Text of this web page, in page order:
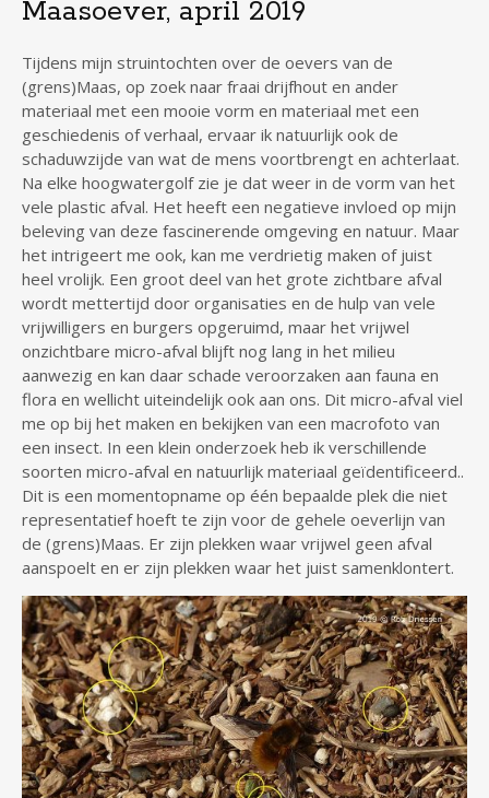
Maasoever, april 2019
Tijdens mijn struintochten over de oevers van de
(grens)Maas, op zoek naar fraai drijfhout en ander
materiaal met een mooie vorm en materiaal met een
geschiedenis of verhaal, ervaar ik natuurlijk ook de
schaduwzijde van wat de mens voortbrengt en achterlaat.
Na elke hoogwatergolf zie je dat weer in de vorm van het
vele plastic afval. Het heeft een negatieve invloed op mijn
beleving van deze fascinerende omgeving en natuur. Maar
het intrigeert me ook, kan me verdrietig maken of juist
heel vrolijk. Een groot deel van het grote zichtbare afval
wordt mettertijd door organisaties en de hulp van vele
vrijwilligers en burgers opgeruimd, maar het vrijwel
onzichtbare micro-afval blijft nog lang in het milieu
aanwezig en kan daar schade veroorzaken aan fauna en
flora en wellicht uiteindelijk ook aan ons. Dit micro-afval viel
me op bij het maken en bekijken van een macrofoto van
een insect. In een klein onderzoek heb ik verschillende
soorten micro-afval en natuurlijk materiaal geïdentificeerd..
Dit is een momentopname op één bepaalde plek die niet
representatief hoeft te zijn voor de gehele oeverlijn van
de (grens)Maas. Er zijn plekken waar vrijwel geen afval
aanspoelt en er zijn plekken waar het juist samenklontert.